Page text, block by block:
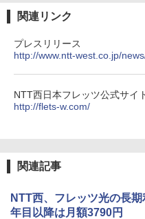
関連リンク
プレスリリース
http://www.ntt-west.co.jp/
NTT西日本フレッツ公式サイ
http://flets-w.com/
関連記事
NTT西、フレッツ光の長
年目以降は月額3790円